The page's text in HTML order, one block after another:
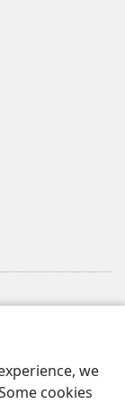
we
cookies